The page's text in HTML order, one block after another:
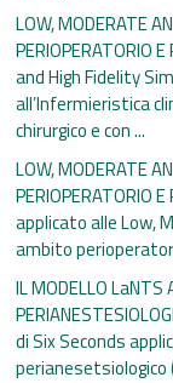
LOW, MODERATE
PERIOPERATORIO
and High Fidelity
all’Infermieristica
chirurgico e con ...
LOW, MODERATE
PERIOPERATORIO
applicato alle Low,
ambito
IL MODELLO LaNTS
di Six Seconds
perianesetsiologico